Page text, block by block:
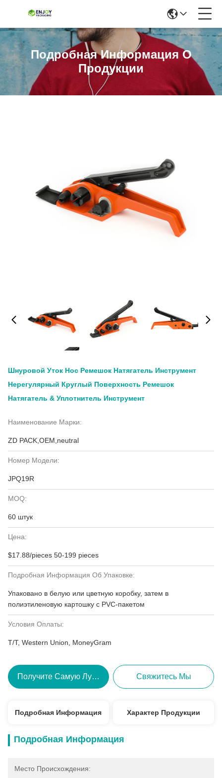
Подробная Информация О
Продукции
Шнуровой Уток Нос Ремешок Натягатель Инструмент
Нерегулярный Круглый Поверхность Ремешок
Натягатель & Уплотнитель Инструмент
Наименование Марки:
ZD PACK,OEM,neutral
Номер Модели:
JPQ19R
MOQ:
60 штук
Цена:
$17.88/pieces 50-199 pieces
Подробная Информация Об Упаковке:
Упаковано в белую или цветную коробку, затем в
полиэтиленовую картошку с PVC-пакетом
Условия Оплаты:
T/T, Western Union, MoneyGram
Получите Самую Лучшую Цену Свяжитесь Мы
Подробная Информация Характер Продукции
Подробная Информация
Место Происхождения: